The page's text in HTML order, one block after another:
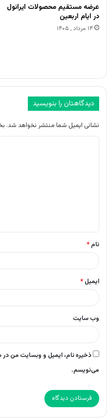
عرضه مستقیم محصولات ایرانول
در ایام اربعین
۱۴ مرداد , ۱۴۰۵
دیدگاهتان را بنویسید
نشانی ایمیل شما منتشر نخواهد شد.
*
نام *
ایمیل *
وب‌ سایت
ذخیره نام، ایمیل و وبسایت من در
می‌نویسم.